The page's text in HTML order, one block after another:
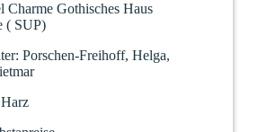
Charme Gothisches Haus
( SUP)
Porschen-Freihoff, Helga,
Harz